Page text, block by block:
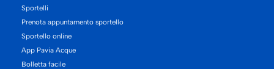
Sportelli
Prenota appuntamento sportello
Sportello online
App Pavia Acque
Bolletta facile